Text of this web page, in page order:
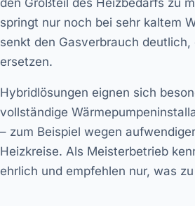
springt nur noch bei sehr kaltem
senkt den Gasverbrauch
ersetzen.
Hybridlösungen eignen sich
vollständige
– zum Beispiel wegen
Heizkreise. Als Meisterbetrieb
ehrlich und empfehlen nur, was